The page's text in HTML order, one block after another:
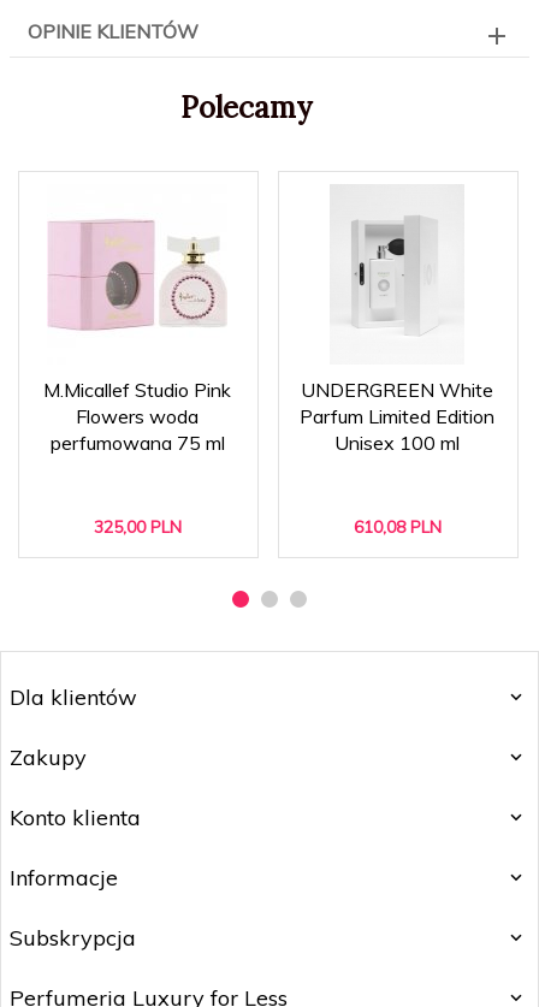
OPINIE KLIENTÓW
Polecamy
M.Micallef Studio Pink
Flowers woda
perfumowana 75 ml
325,00 PLN
UNDERGREEN White
Parfum Limited Edition
Unisex 100 ml
610,08 PLN
Dla klientów
Zakupy
Konto klienta
Informacje
Subskrypcja
Perfumeria Luxury for Less